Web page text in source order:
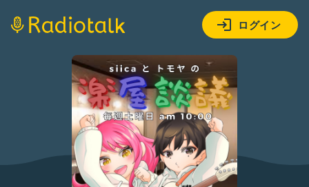
ログイン